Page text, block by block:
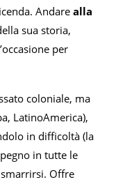
Andare alla
sua storia,
per
coloniale, ma
LatinoAmerica),
in difficoltà (la
in tutte le
Offre